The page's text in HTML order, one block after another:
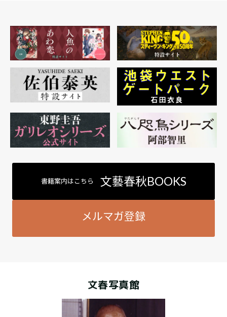
書籍案内はこちら 文藝春秋BOOKS
メルマガ登録
文春写真館